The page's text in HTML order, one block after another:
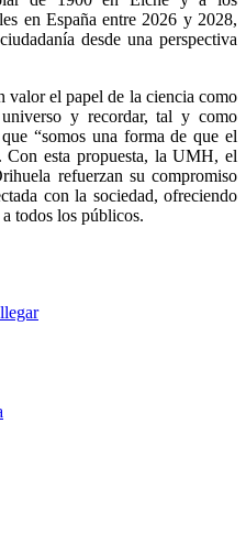
en España entre 2026 y 2028,
desde una perspectiva
valor el papel de la ciencia como
y recordar, tal y como
“somos una forma de que el
Con esta propuesta, la UMH, el
refuerzan su compromiso
con la sociedad, ofreciendo
todos los públicos.